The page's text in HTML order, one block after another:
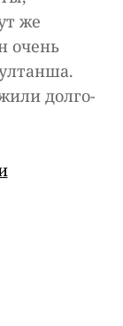
же
очень
долго-